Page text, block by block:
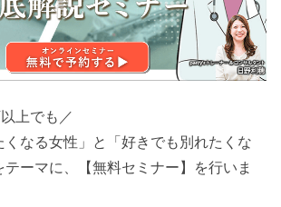
上でも／
くなる女性」と「好きでも別れたくな
テーマに、【無料セミナー】を行いま